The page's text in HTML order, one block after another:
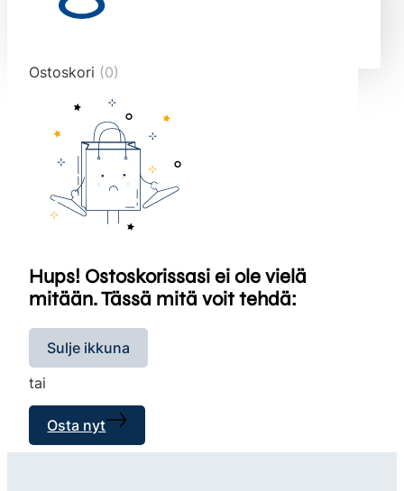
end="10">
Ostoskori (0)
Hups! Ostoskorissasi ei ole vielä
mitään. Tässä mitä voit tehdä:
Sulje ikkuna
tai
Osta nyt